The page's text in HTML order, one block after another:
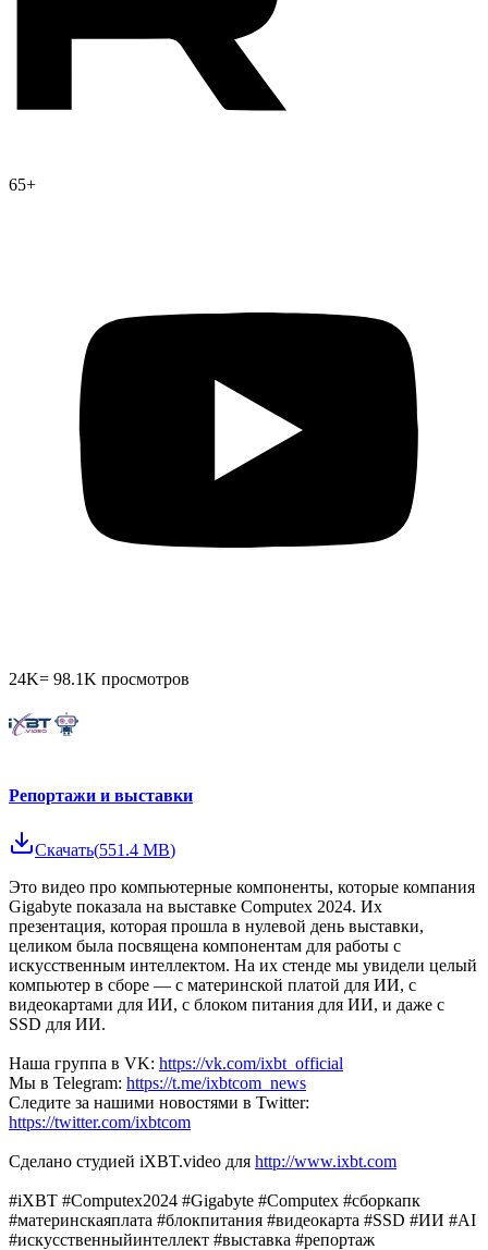
65+
24K= 98.1K просмотров
Репортажи и выставки
Скачать(551.4 MB)
Это видео про компьютерные компоненты, которые компания
Gigabyte показала на выставке Computex 2024. Их
презентация, которая прошла в нулевой день выставки,
целиком была посвящена компонентам для работы с
искусственным интеллектом. На их стенде мы увидели целый
компьютер в сборе — с материнской платой для ИИ, с
видеокартами для ИИ, с блоком питания для ИИ, и даже с
SSD для ИИ.
Наша группа в VK: https://vk.com/ixbt_official
Мы в Telegram: https://t.me/ixbtcom_news
Следите за нашими новостями в Twitter:
https://twitter.com/ixbtcom
Сделано студией iXBT.video для http://www.ixbt.com
#iXBT #Computex2024 #Gigabyte #Computex #сборкапк
#материнскаяплата #блокпитания #видеокарта #SSD #ИИ #AI
#искусственныйинтеллект #выставка #репортаж